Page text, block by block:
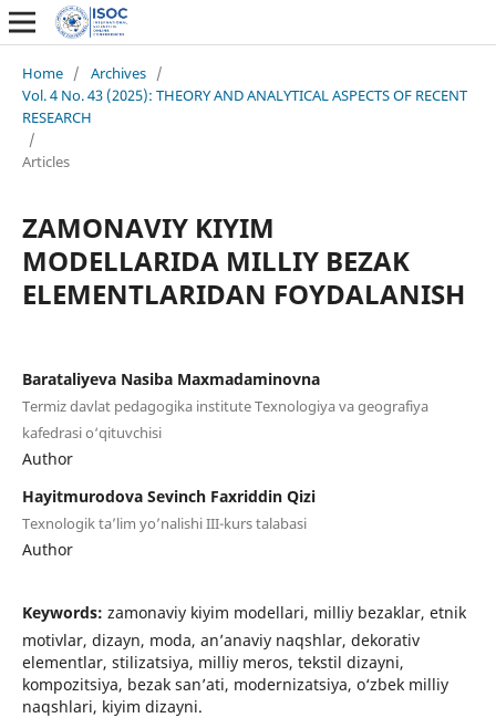
Home / Archives /
Vol. 4 No. 43 (2025): THEORY AND ANALYTICAL ASPECTS OF RECENT
RESEARCH
/
Articles
ZAMONAVIY KIYIM
MODELLARIDA MILLIY BEZAK
ELEMENTLARIDAN FOYDALANISH
Barataliyeva Nasiba Maxmadaminovna
Termiz davlat pedagogika institute Texnologiya va geografiya
kafedrasi o‘qituvchisi
Author
Hayitmurodova Sevinch Faxriddin Qizi
Texnologik ta’lim yo’nalishi III-kurs talabasi
Author
Keywords: zamonaviy kiyim modellari, milliy bezaklar, etnik
motivlar, dizayn, moda, an’anaviy naqshlar, dekorativ
elementlar, stilizatsiya, milliy meros, tekstil dizayni,
kompozitsiya, bezak san’ati, modernizatsiya, o‘zbek milliy
naqshlari, kiyim dizayni.